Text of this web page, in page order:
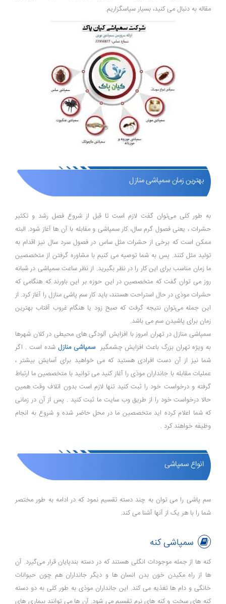
مقاله به دنبال می کنید، بسیار سپاسگزاریم.
بهترین زمان سمپاشی منازل
به طور کلی می‌توان گفت لازم است تا قبل از شروع فصل رشد و تکثیر
حشرات ، یعنی فصول گرم سال، کار سمپاشی و مقابله با آن ها آغاز شود. البته
ممکن است که برخی از حشرات مثل ساس در فصول سرد سال نیز اقدام به
تولید مثل کنند. پس به شما توصیه می کنیم با مشاوره گرفتن از متخصصین
ما زمان مناسب برای این کار را در نظر بگیرید. از نظر ساعت سمپاشی در شبانه
روز می توان گفت که متخصصین در این حوزه بر این باورند که هنگامی که
حشرات موذی در حال استراحت هستند، باید کار سم پاشی منازل را آغاز کرد. از
این جمله می‌توان نتیجه گرفت که صبح زود یا هنگام غروب آفتاب بهترین
زمان برای پاشیدن سم می باشد.
سمپاشی منازل در تهران امروز با افزایش آلودگی های محیطی در کلان شهرها
به ویژه تهران بزرگ باعث افزایش چشمگیر سمپاشی منازل شده است . اگر
شما نیز از آن دست افرادی هستید که می خواهید برای آسایش بیشتر ،
عملیات مقابله با جانداران موذی را آغاز کنید می توانید با متخصصین ما ارتباط
گرفته و درخواست خود را ثبت کنید تنها لازم است بدون اتلاف وقت همین
حالا درخواست خود را از طریق وب سایت ما ثبت کنید . پس از آن در زمانی
که شما اعلام کرده اید متخصصین ما در محل حاضر شده و شروع به انجام
وظیفه خواهند کرد .
انواع سمپاشی
سم پاشی را می توان به چند دسته تقسیم نمود که در ادامه به طور مختصر
شما را با هر یک از آنها آشنا می کند.
سمپاشی کنه
کنه ها از جمله موجودات انگلی هستند که در دسته بندپایان قرار می‌گیرد. آن
ها از راه مکیدن خون بدن انسان ها و دیگر جانداران هم چون حیوانات
خانگی و دام ها تغذیه می کند. این جانداران موذی به طور کلی به دو دسته
کنه های سخت و کنه های نرم تقسیم می شود. آن ها می توانند بیماری های